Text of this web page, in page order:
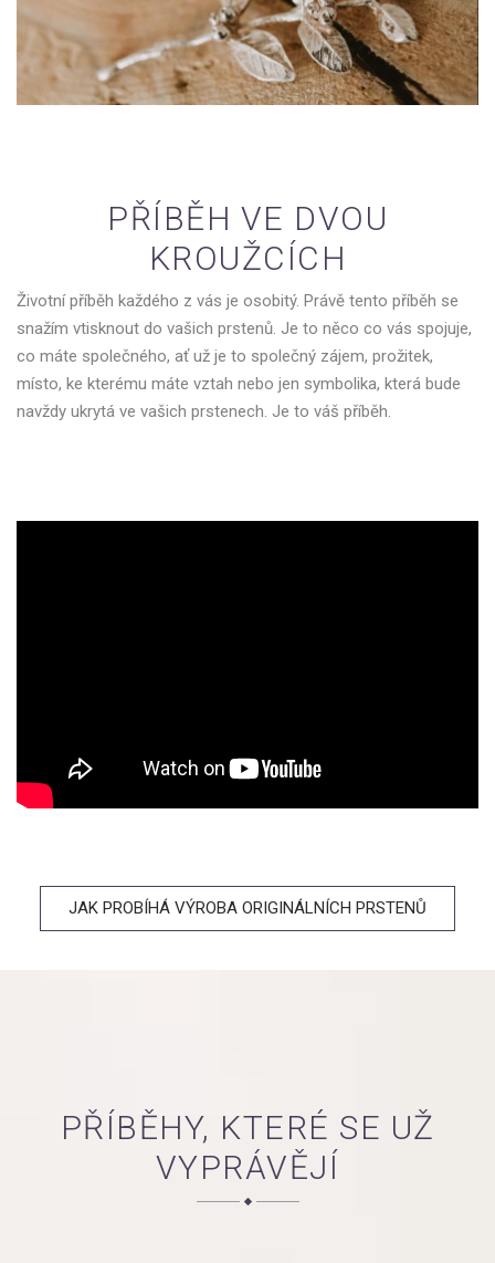
PŘÍBĚH VE DVOU
KROUŽCÍCH
Životní příběh každého z vás je osobitý. Právě tento příběh se
snažím vtisknout do vašich prstenů. Je to něco co vás spojuje,
co máte společného, ať už je to společný zájem, prožitek,
místo, ke kterému máte vztah nebo jen symbolika, která bude
navždy ukrytá ve vašich prstenech. Je to váš příběh.
JAK PROBÍHÁ VÝROBA ORIGINÁLNÍCH PRSTENŮ
PŘÍBĚHY, KTERÉ SE UŽ
VYPRÁVĚJÍ